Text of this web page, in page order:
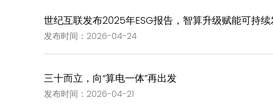
世纪互联发布2025年ESG报告，智算升级赋能可持续
发布时间：2026-04-24
三十而立，向“算电一体”再出发
发布时间：2026-04-21